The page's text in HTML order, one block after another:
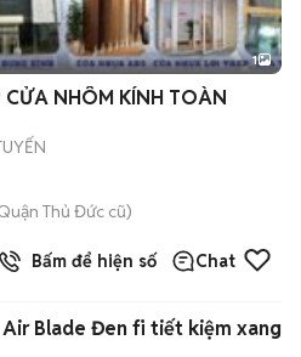
1
NHÔM KÍNH TOÀN
Thủ Đức cũ)
Bấm để hiện số Chat
Blade Đen fi tiết kiệm xang